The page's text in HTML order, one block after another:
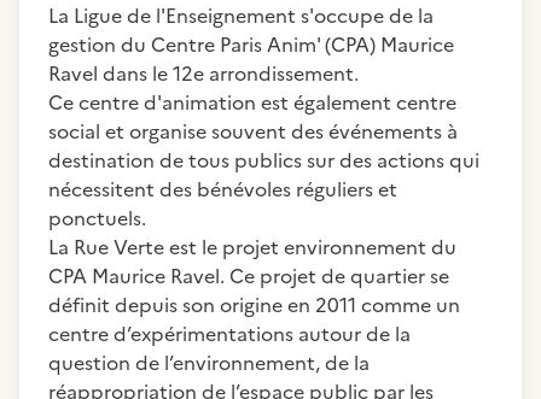
La Ligue de l'Enseignement s'occupe de la
gestion du Centre Paris Anim' (CPA) Maurice
Ravel dans le 12e arrondissement.
Ce centre d'animation est également centre
social et organise souvent des événements à
destination de tous publics sur des actions qui
nécessitent des bénévoles réguliers et
ponctuels.
La Rue Verte est le projet environnement du
CPA Maurice Ravel. Ce projet de quartier se
définit depuis son origine en 2011 comme un
centre d’expérimentations autour de la
question de l’environnement, de la
réappropriation de l’espace public par les